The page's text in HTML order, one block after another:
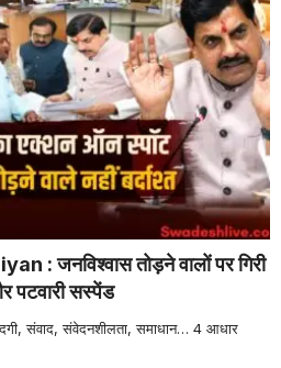
: जनविश्वास तोड़ने वालों पर गिरी
पटवारी सस्पेंड
संवाद, संवेदनशीलता, समाधान… 4 आधार